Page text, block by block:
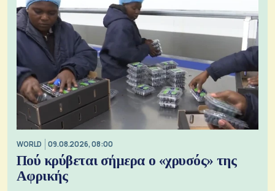
WORLD 09.08.2026, 08:00
Πού κρύβεται σήμερα ο «χρυσός» της
Αφρικής